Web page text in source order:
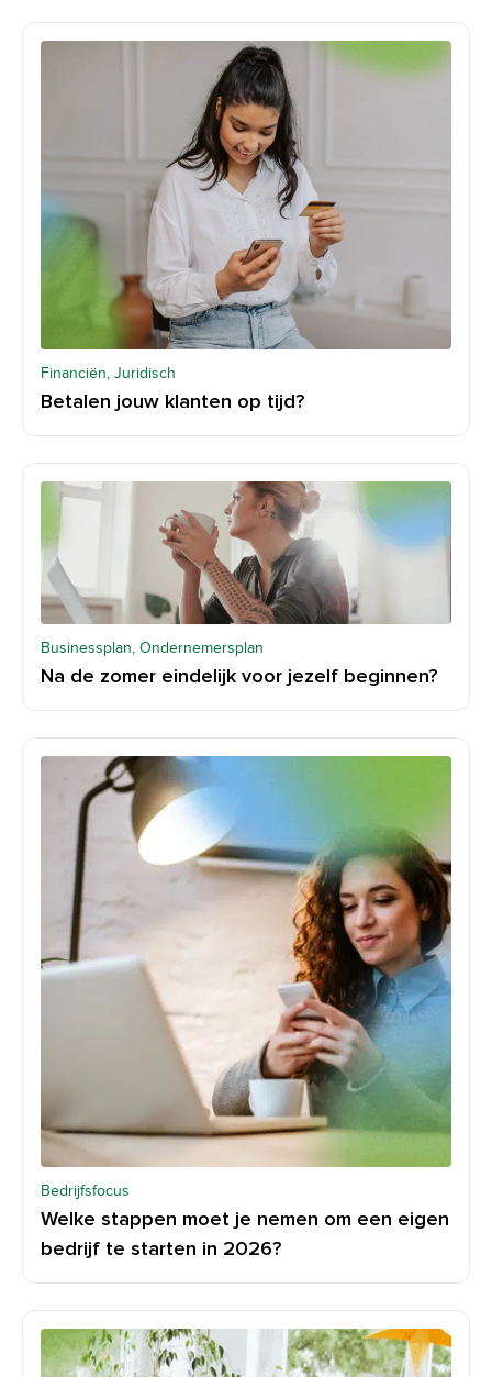
Financiën, Juridisch
Betalen jouw klanten op tijd?
Businessplan, Ondernemersplan
Na de zomer eindelijk voor jezelf beginnen?
Bedrijfsfocus
Welke stappen moet je nemen om een eigen
bedrijf te starten in 2026?